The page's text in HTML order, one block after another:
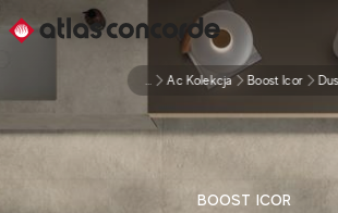
... Ac Kolekcja Boost Icor
BOOST ICOR